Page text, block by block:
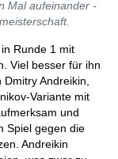
Mal aufeinander -
Runde 1 mit
Viel besser für ihn
Andreikin,
Variante mit
und
Spiel gegen die
Andreikin